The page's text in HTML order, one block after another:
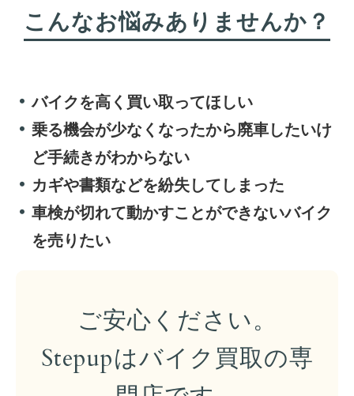
こんなお悩みありませんか？
バイクを高く買い取ってほしい
乗る機会が少なくなったから廃車したいけ
ど手続きがわからない
カギや書類などを紛失してしまった
車検が切れて動かすことができないバイク
を売りたい
ご安心ください。
Stepupはバイク買取の専